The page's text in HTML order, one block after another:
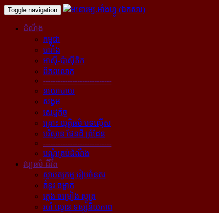
Toggle navigation
ដំណឹង
កម្ពុជា
បារាំង
អាស៊ី-ប៉ាស៊ីភិក
ពិភពលោក
----------------------------
នយោបាយ
សង្គម
សេដ្ឋកិច្ច
គ្រោះ យុត្តិធម៌ បទល្មើស
បរិស្ថាន ផែនដី ព្រំដែន
----------------------------
បណ្ដុំគ្រប់ដំណឹង
វប្បធម៌-ជីវិត
ស្ថាបត្យកម្ម រៀបចំនគរ
គំនូរ ចម្លាក់
ភ្លេង ចម្រៀង ស្មូត្រ
របាំ ល្ខោន ទស្សនីយភាព